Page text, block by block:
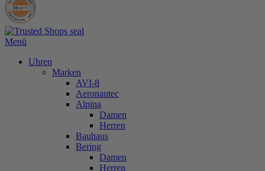
Menü
Uhren
Marken
AVI-8
Aeronautec
Alpina
Damen
Herren
Bauhaus
Bering
Damen
Herren